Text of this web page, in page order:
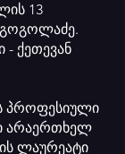
13
გოგოლაძე.
ქეთევან
პროფესიული
არაერთხელ
ლაურეატი